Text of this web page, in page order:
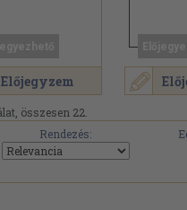
Előjegyzem
összesen 22.
Rendezés: